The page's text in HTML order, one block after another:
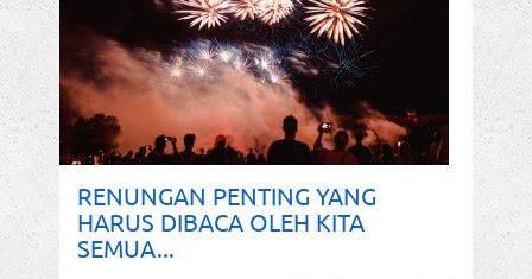
RENUNGAN PENTING YANG
HARUS DIBACA OLEH KITA
SEMUA...